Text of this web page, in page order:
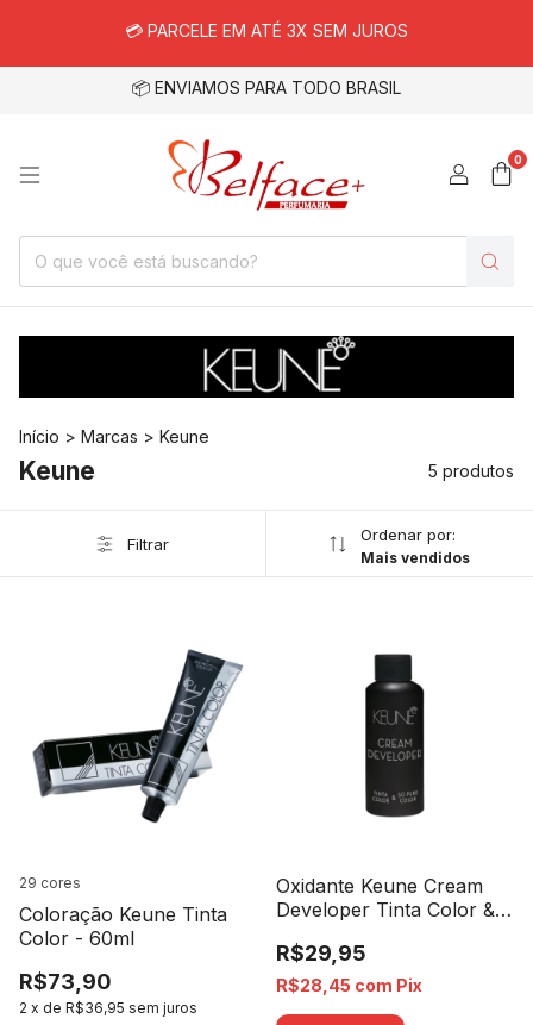
💳 PARCELE EM ATÉ 3X SEM JUROS
📦 ENVIAMOS PARA TODO BRASIL
0
Início > Marcas > Keune
Keune 5 produtos
Filtrar Ordenar por:
Mais vendidos
Coloração Keune Tinta
Color - 60ml
R$73,90
2 x de R$36,95 sem juros
29 cores
Oxidante Keune Cream
Developer Tinta Color &
Volumes - 60ml
R$29,95
R$28,45 com Pix